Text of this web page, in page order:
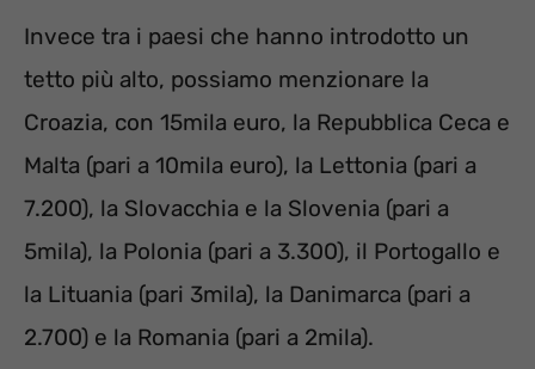
Invece tra i paesi che hanno introdotto un
tetto più alto, possiamo menzionare la
Croazia, con 15mila euro, la Repubblica Ceca e
Malta (pari a 10mila euro), la Lettonia (pari a
7.200), la Slovacchia e la Slovenia (pari a
5mila), la Polonia (pari a 3.300), il Portogallo e
la Lituania (pari 3mila), la Danimarca (pari a
2.700) e la Romania (pari a 2mila).